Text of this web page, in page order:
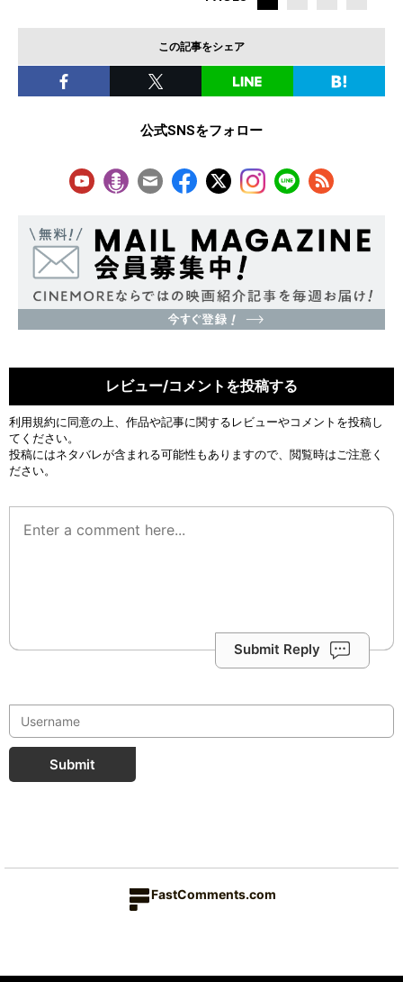
この記事をシェア
公式SNSをフォロー
レビュー/コメントを投稿する
利用規約に同意の上、作品や記事に関するレビューやコメントを投稿し
てください。
投稿にはネタバレが含まれる可能性もありますので、閲覧時はご注意く
ださい。
Submit Reply
Submit
FastComments.com